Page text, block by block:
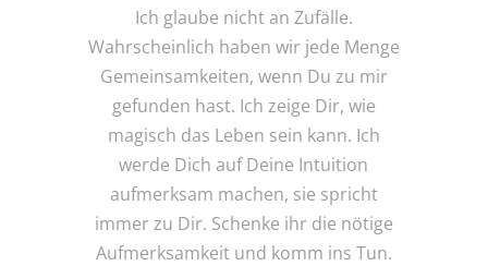
Ich glaube nicht an Zufälle.
Wahrscheinlich haben wir jede Menge
Gemeinsamkeiten, wenn Du zu mir
gefunden hast. Ich zeige Dir, wie
magisch das Leben sein kann. Ich
werde Dich auf Deine Intuition
aufmerksam machen, sie spricht
immer zu Dir. Schenke ihr die nötige
Aufmerksamkeit und komm ins Tun.